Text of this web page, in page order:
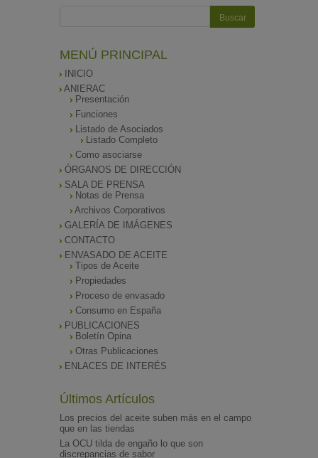
MENÚ PRINCIPAL
INICIO
ANIERAC
Presentación
Funciones
Listado de Asociados
Listado Completo
Como asociarse
ÓRGANOS DE DIRECCIÓN
SALA DE PRENSA
Notas de Prensa
Archivos Corporativos
GALERÍA DE IMÁGENES
CONTACTO
ENVASADO DE ACEITE
Tipos de Aceite
Propiedades
Proceso de envasado
Consumo en España
PUBLICACIONES
Boletín Opina
Otras Publicaciones
ENLACES DE INTERÉS
Últimos Artículos
Los precios del aceite suben más en el campo
que en las tiendas
La OCU tilda de engaño lo que son
discrepancias de sabor